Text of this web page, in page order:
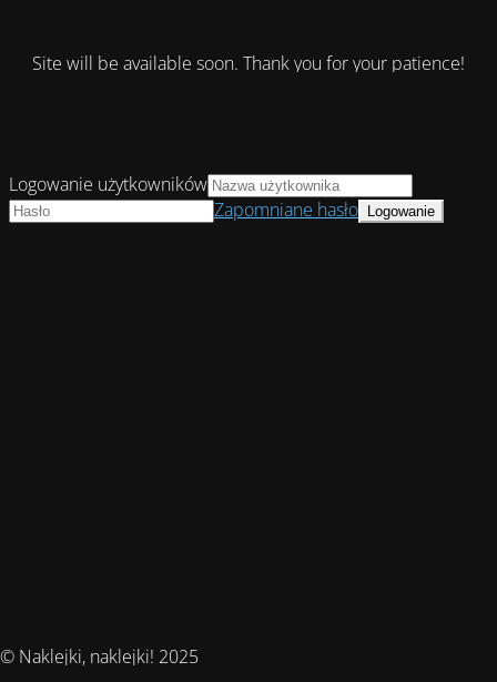
Site will be available soon. Thank you for your patience!
© Naklejki, naklejki! 2025
Logowanie użytkowników
Zapomniane hasło